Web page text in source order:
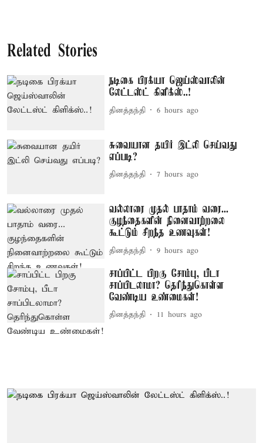
Related Stories
நடிகை பிரக்யா ஜெய்ஸ்வாலின்
லேட்டஸ்ட் கிளிக்ஸ்..!
தினத்தந்தி 6 hours ago
சுவையான தயிர் இட்லி செய்வது
எப்படி?
தினத்தந்தி 7 hours ago
வல்லாரை முதல் பாதாம் வரை...
குழந்தைகளின் நினைவாற்றலை
கூட்டும் சிறந்த உணவுகள்!
தினத்தந்தி 9 hours ago
சாப்பிட்ட பிறகு சோம்பு, பீடா
சாப்பிடலாமா? தெரிந்துகொள்ள
வேண்டிய உண்மைகள்!
தினத்தந்தி 11 hours ago